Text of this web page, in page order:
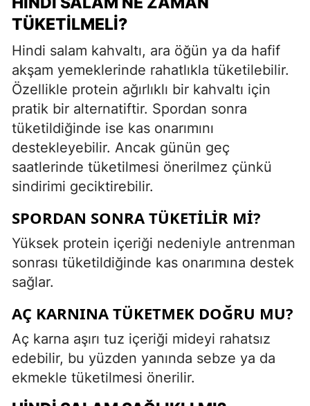
TÜKETILMELI?
Hindi salam kahvaltı, ara öğün ya da hafif
akşam yemeklerinde rahatlıkla tüketilebilir.
Özellikle protein ağırlıklı bir kahvaltı için
pratik bir alternatiftir. Spordan sonra
tüketildiğinde ise kas onarımını
destekleyebilir. Ancak günün geç
saatlerinde tüketilmesi önerilmez çünkü
sindirimi geciktirebilir.
SPORDAN SONRA TÜKETILIR MI?
Yüksek protein içeriği nedeniyle antrenman
sonrası tüketildiğinde kas onarımına destek
sağlar.
AÇ KARNINA TÜKETMEK DOĞRU MU?
Aç karna aşırı tuz içeriği mideyi rahatsız
edebilir, bu yüzden yanında sebze ya da
ekmekle tüketilmesi önerilir.